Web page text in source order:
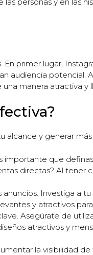
primer lugar,
audiencia potencial.
manera atractiva y
alcance y generar más
que
directas? Al tener
Investiga a
y atractivos para
Asegúrate de
atractivos y
la visibilidad de